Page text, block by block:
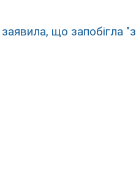
заявила, що запобігла